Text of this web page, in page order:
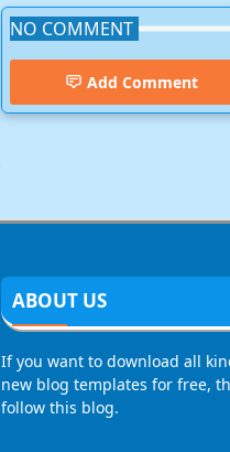
NO COMMENT
Add Comment
ABOUT US
If you want to download all
new blog templates for free,
follow this blog.